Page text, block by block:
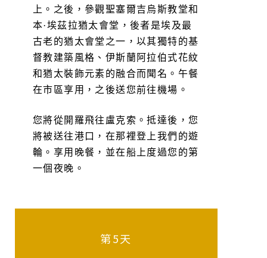
上。之後，參觀聖塞爾吉烏斯教堂和
本·埃茲拉猶太會堂，後者是埃及最
古老的猶太會堂之一，以其獨特的基
督教建築風格、伊斯蘭阿拉伯式花紋
和猶太裝飾元素的融合而聞名。午餐
在市區享用，之後送您前往機場。
您將從開羅飛往盧克索。抵達後，您
將被送往港口，在那裡登上我們的遊
輪。享用晚餐，並在船上度過您的第
一個夜晚。
第5天